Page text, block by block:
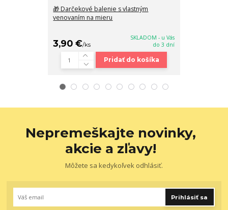
🎁 Darčekové balenie s vlastným
venovaním na mieru
3,90 €/ks
SKLADOM - u Vás
do 3 dní
Pridať do košíka
Nepremeškajte novinky,
akcie a zľavy!
Môžete sa kedykoľvek odhlásiť.
Prihlásiť sa